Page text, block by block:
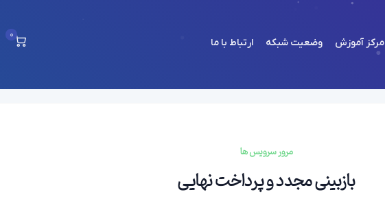
مرکز آموزش وضعیت شبکه ارتباط با ما
0
مرور سرویس ها
بازبینی مجدد و پرداخت نهایی